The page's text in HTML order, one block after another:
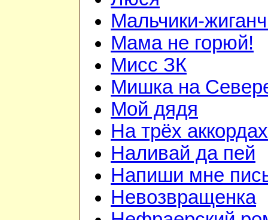
Мальчики-
Мама не горюй!
Мисс ЗК
Мишка на
Мой дядя
На трёх аккордах
Наливай да пей
Напиши мне
Невозвращенка